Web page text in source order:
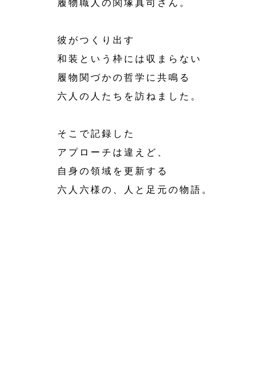
履物職人の関塚真司さん。
彼がつくり出す
和装という枠には収まらない
履物関づかの哲学に共鳴る
六人の人たちを訪ねました。
そこで記録した
アプローチは違えど、
自身の領域を更新する
六人六様の、人と足元の物語。